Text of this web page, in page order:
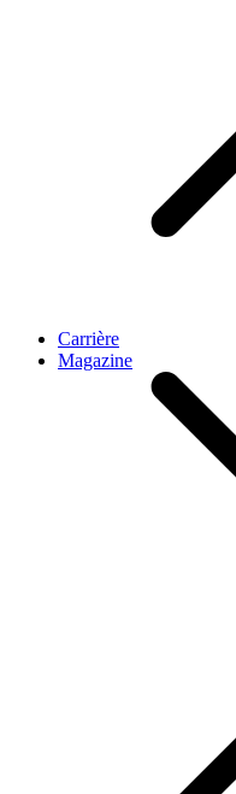
Carrière
Magazine